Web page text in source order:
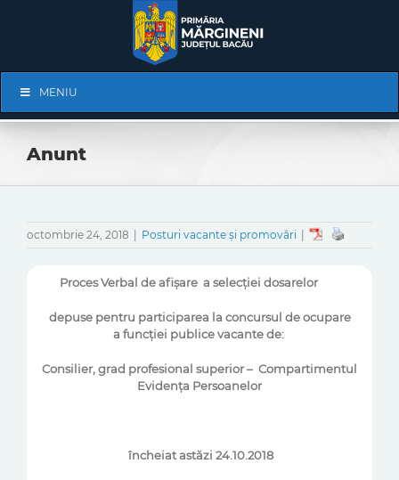
Navigation
MENIU
Anunt
octombrie 24, 2018 Posturi vacante și promovări
Proces Verbal de afişare a selecţiei dosarelor
depuse pentru participarea la concursul de ocupare
a funcției publice vacante de:
Consilier, grad profesional superior – Compartimentul
Evidenţa Persoanelor
încheiat astăzi 24.10.2018